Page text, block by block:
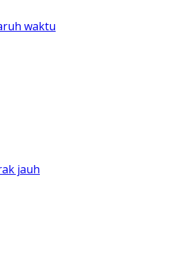
waktu
jauh